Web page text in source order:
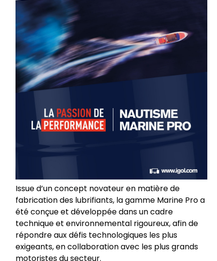
Issue d’un concept novateur en matière de
fabrication des lubrifiants, la gamme Marine Pro a
été conçue et développée dans un cadre
technique et environnemental rigoureux, afin de
répondre aux défis technologiques les plus
exigeants, en collaboration avec les plus grands
motoristes du secteur.